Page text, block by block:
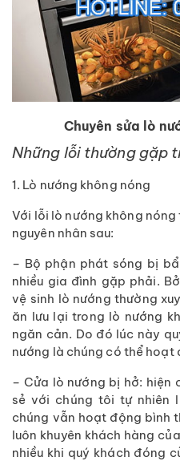
Chuyên sửa lò
Những lỗi thường gặp
1. Lò nướng không nóng
Với lỗi lò nướng không
nguyên nhân sau:
– Bộ phận phát sóng bị
nhiều gia đình gặp phải.
vệ sinh lò nướng thường
ăn lưu lại trong lò nướng
ngăn cản. Do đó lúc này
nướng là chúng có thể hoạt
– Cửa lò nướng bị hở: hiện
sẻ với chúng tôi tự nhiên
chúng vẫn hoạt động bình
luôn khuyên khách hàng
nhiều khi quý khách đóng